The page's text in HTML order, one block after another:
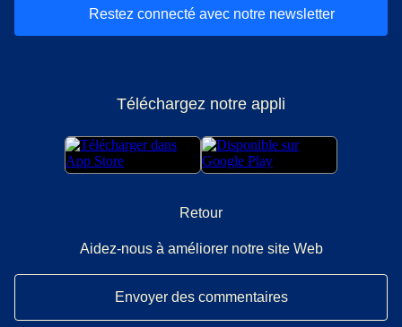
Restez connecté avec notre newsletter
Téléchargez notre appli
Retour
Aidez-nous à améliorer notre site Web
Envoyer des commentaires